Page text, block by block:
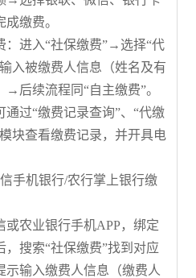
缴费。
进入“社保缴费”→选择“代
入被缴费人信息（姓名及有
→后续流程同“自主缴费”。
通过“缴费记录查询”、“代缴
块查看缴费记录，并开具电
信手机银行/农行掌上银行缴
或农业银行手机APP，绑定
，搜索“社保缴费”找到对应
示输入缴费人信息（缴费人